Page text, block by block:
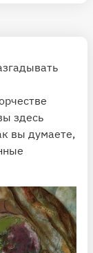
здесь
вы думаете,